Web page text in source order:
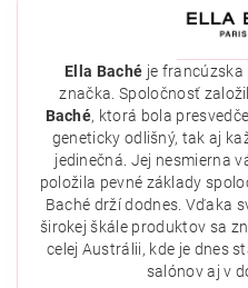
Vložením hodnotenie
Ella Baché je
značka. Spoločnosť
Baché, ktorá bola
geneticky odlišný, tak aj
jedinečná. Jej nesmierna
položila pevné základy
Baché drží dodnes. Vďaka
širokej škále produktov sa
celej Austrálii, kde je dnes
salónov aj v